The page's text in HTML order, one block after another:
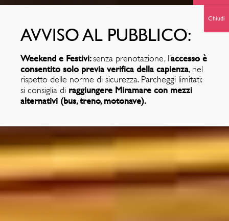
Weekend e Festivi:senza prenotazione, l’accesso è
consentito solo previa verifica della capienza, nel
rispetto delle norme di sicurezza. Parcheggi limitati:
si consiglia di raggiungere Miramare con mezzi
alternativi (bus, treno, motonave).